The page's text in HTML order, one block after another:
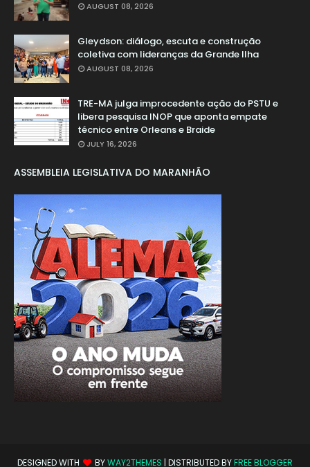
AUGUST 08, 2026
Gleydson: diálogo, escuta e construção
coletiva com lideranças da Grande Ilha
AUGUST 08, 2026
TRE-MA julga improcedente ação do PSTU e
libera pesquisa INOP que aponta empate
técnico entre Orleans e Braide
JULY 16, 2026
ASSEMBLEIA LEGISLATIVA DO MARANHÃO
DESIGNED WITH BYWAY2THEMES | DISTRIBUTED BYFREE BLOGGER